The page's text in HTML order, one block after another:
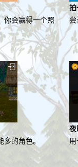
你会赢得一个照
的角色。
用